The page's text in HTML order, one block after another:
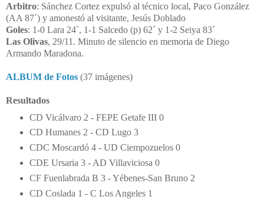
Arbitro: Sánchez Cortez expulsó al técnico local, Paco González
(AA 87´) y amonestó al visitante, Jesús Doblado
Goles: 1-0 Lara 24´, 1-1 Salcedo (p) 62´ y 1-2 Seiya 83´
Las Olivas, 29/11. Minuto de silencio en memoria de Diego
Armando Maradona.
ALBUM de Fotos (37 imágenes)
Resultados
CD Vicálvaro 2 - FEPE Getafe III 0
CD Humanes 2 - CD Lugo 3
CDC Moscardó 4 - UD Ciempozuelos 0
CDE Ursaria 3 - AD Villaviciosa 0
CF Fuenlabrada B 3 - Yébenes-San Bruno 2
CD Coslada 1 - C Los Angeles 1